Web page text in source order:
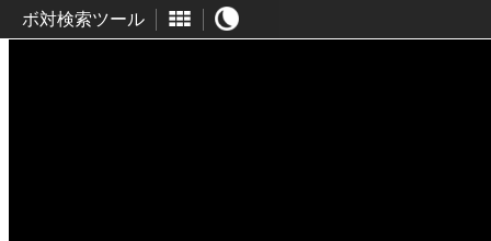
ボ対検索ツール